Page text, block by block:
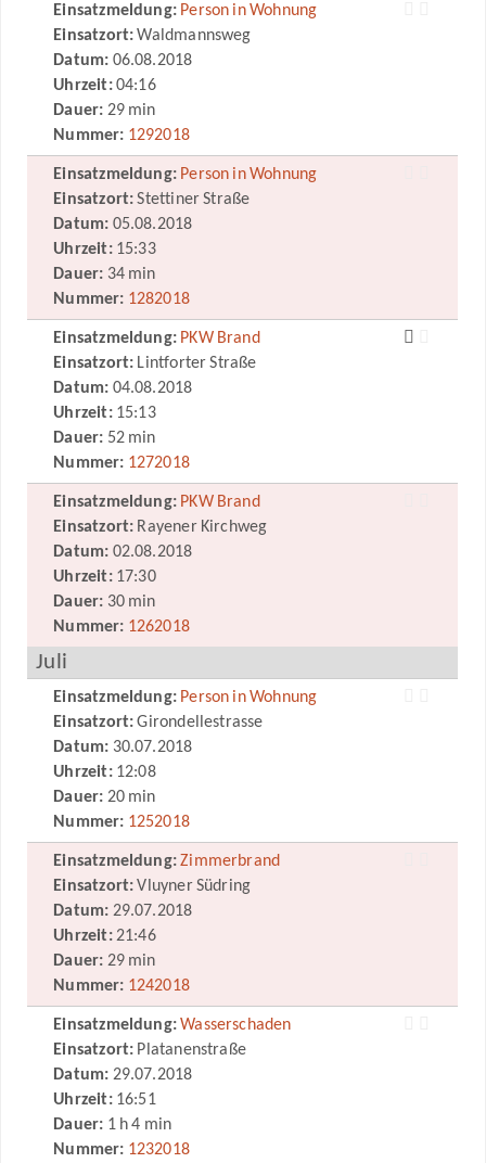
Einsatzmeldung: Person in Wohnung
Einsatzort:Waldmannsweg
Datum: 06.08.2018
Uhrzeit:04:16
Dauer: 29 min
Nummer: 1292018
Einsatzmeldung: Person in Wohnung
Einsatzort:Stettiner Straße
Datum: 05.08.2018
Uhrzeit:15:33
Dauer: 34 min
Nummer: 1282018
Einsatzmeldung: PKW Brand
Einsatzort: Lintforter Straße
Datum: 04.08.2018
Uhrzeit:15:13
Dauer: 52 min
Nummer: 1272018
Einsatzmeldung: PKW Brand
Einsatzort: Rayener Kirchweg
Datum: 02.08.2018
Uhrzeit:17:30
Dauer: 30 min
Nummer: 1262018
Juli
Einsatzmeldung: Person in Wohnung
Einsatzort:Girondellestrasse
Datum: 30.07.2018
Uhrzeit:12:08
Dauer: 20 min
Nummer: 1252018
Einsatzmeldung:Zimmerbrand
Einsatzort:Vluyner Südring
Datum: 29.07.2018
Uhrzeit:21:46
Dauer: 29 min
Nummer: 1242018
Einsatzmeldung:Wasserschaden
Einsatzort: Platanenstraße
Datum: 29.07.2018
Uhrzeit:16:51
Dauer: 1 h 4 min
Nummer: 1232018